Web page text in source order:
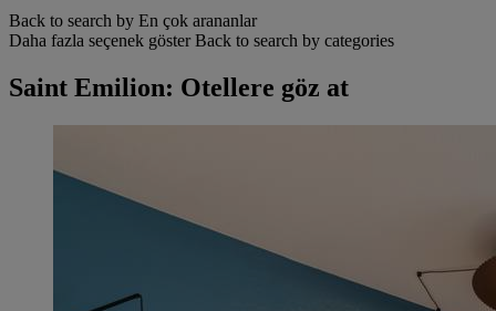
Back to search by En çok arananlar
Daha fazla seçenek göster Back to search by categories
Saint Emilion: Otellere göz at